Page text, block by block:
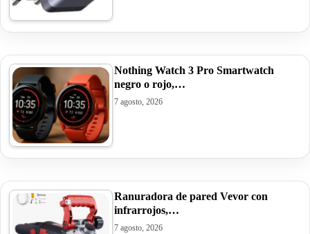
Nothing Watch 3 Pro Smartwatch
negro o rojo,…
7 agosto, 2026
Ranuradora de pared Vevor con
infrarrojos,…
7 agosto, 2026